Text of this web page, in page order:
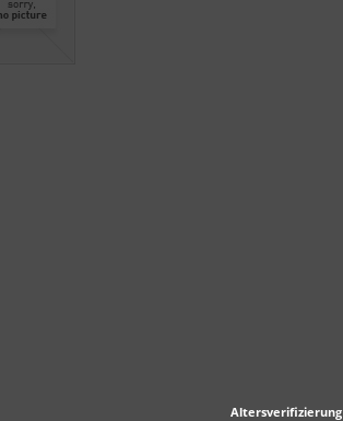
Altersverifizierung